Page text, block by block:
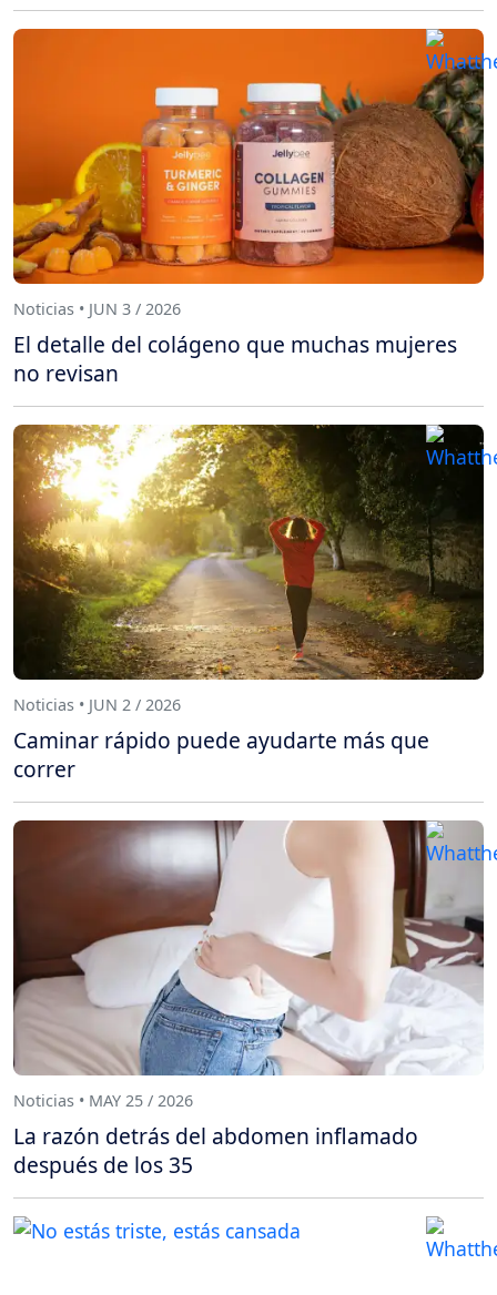
Noticias • JUN 3 / 2026
El detalle del colágeno que muchas mujeres
no revisan
Noticias • JUN 2 / 2026
Caminar rápido puede ayudarte más que
correr
Noticias • MAY 25 / 2026
La razón detrás del abdomen inflamado
después de los 35